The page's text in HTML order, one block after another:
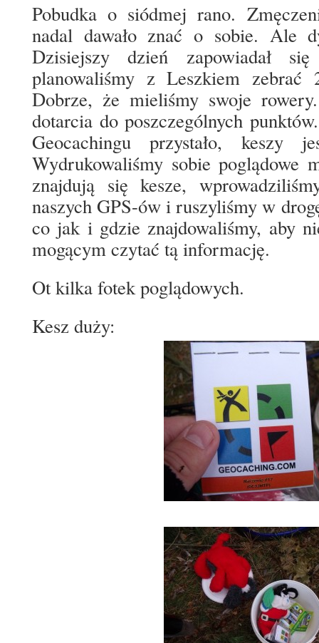
Pobudka o siódmej rano.
nadal dawało znać o sobie. Ale
Dzisiejszy dzień zapowiadał
planowaliśmy z Leszkiem
Dobrze, że mieliśmy swoje
dotarcia do poszczególnych
Geocachingu przystało, keszy
Wydrukowaliśmy sobie poglądowe
znajdują się kesze,
naszych GPS-ów i ruszyliśmy w
co jak i gdzie znajdowaliśmy, aby
mogącym czytać tą informację.
Ot kilka fotek poglądowych.
Kesz duży: